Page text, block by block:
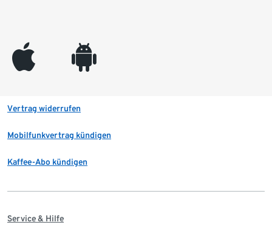
appleinc android
Vertrag widerrufen
Mobilfunkvertrag kündigen
Kaffee-Abo kündigen
Service & Hilfe